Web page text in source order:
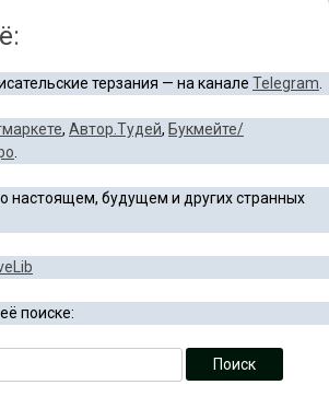
терзания — на канале Telegram
, Автор.Тудей, Букмейте/
настоящем, будущем и других странных
поиске: